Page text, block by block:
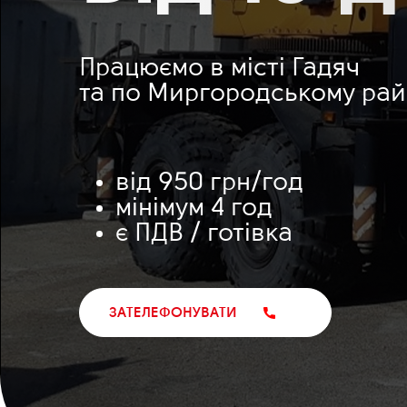
Працюємо в місті Гадяч
та по Миргородському
від 950 грн/год
мінімум 4 год
є ПДВ / готівка
ЗАТЕЛЕФОНУВАТИ